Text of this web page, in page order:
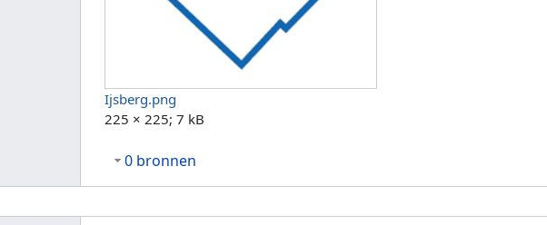
Ijsberg.png
225 × 225; 7 kB
0 bronnen